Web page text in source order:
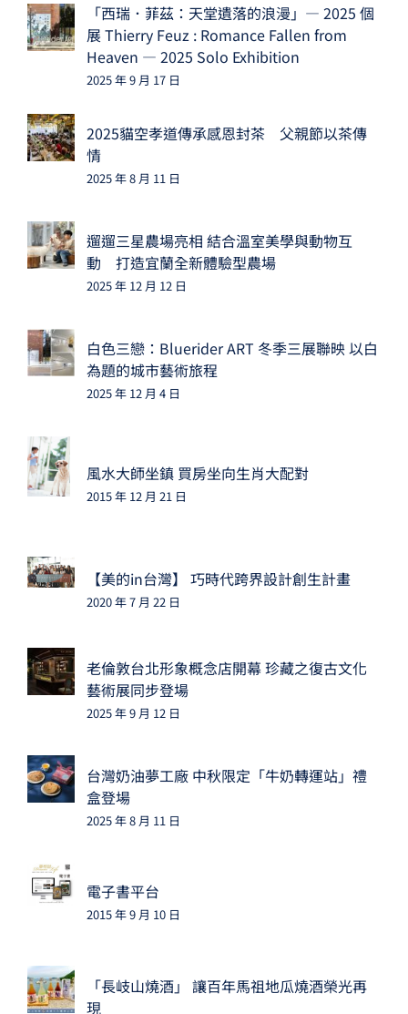
「西瑞．菲茲：天堂遺落的浪漫」— 2025 個
展 Thierry Feuz : Romance Fallen from
Heaven — 2025 Solo Exhibition
2025 年 9 月 17 日
2025貓空孝道傳承感恩封茶 父親節以茶傳
情
2025 年 8 月 11 日
遛遛三星農場亮相 結合溫室美學與動物互
動 打造宜蘭全新體驗型農場
2025 年 12 月 12 日
白色三戀：Bluerider ART 冬季三展聯映 以白
為題的城市藝術旅程
2025 年 12 月 4 日
風水大師坐鎮 買房坐向生肖大配對
2015 年 12 月 21 日
【美的in台灣】 巧時代跨界設計創生計畫
2020 年 7 月 22 日
老倫敦台北形象概念店開幕 珍藏之復古文化
藝術展同步登場
2025 年 9 月 12 日
台灣奶油夢工廠 中秋限定「牛奶轉運站」禮
盒登場
2025 年 8 月 11 日
電子書平台
2015 年 9 月 10 日
「長岐山燒酒」 讓百年馬祖地瓜燒酒榮光再
現